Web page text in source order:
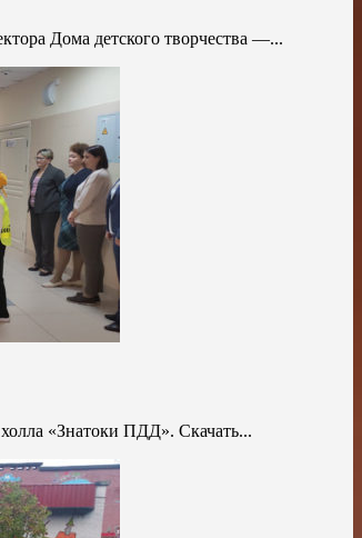
Дома детского творчества —...
«Знатоки ПДД». Скачать...